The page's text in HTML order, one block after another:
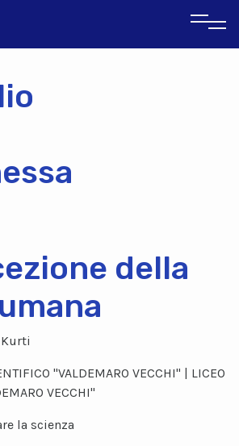
della
Kurti
"VALDEMARO VECCHI" | LICEO
VECCHI"
la scienza